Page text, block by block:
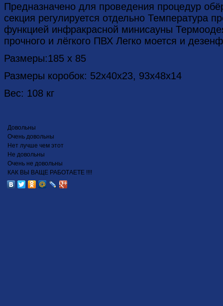
Предназначено для проведения процедур
секция регулируется отдельно Температура
функцией инфракрасной минисауны
прочного и лёгкого ПВХ Легко моется и
Размеры:185 х 85
Размеры коробок: 52x40x23, 93x48x14
Вес: 108 кг
Довольны
Очень довольны
Нет лучше чем этот
Не довольны
Очень не довольны
КАК ВЫ ВАЩЕ РАБОТАЕТЕ !!!!